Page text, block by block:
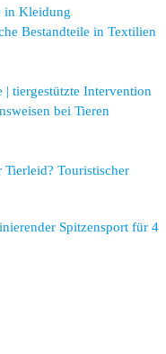
in Kleidung
Bestandteile in Textilien
| tiergestützte Intervention
bei Tieren
Touristischer
Spitzensport für 4